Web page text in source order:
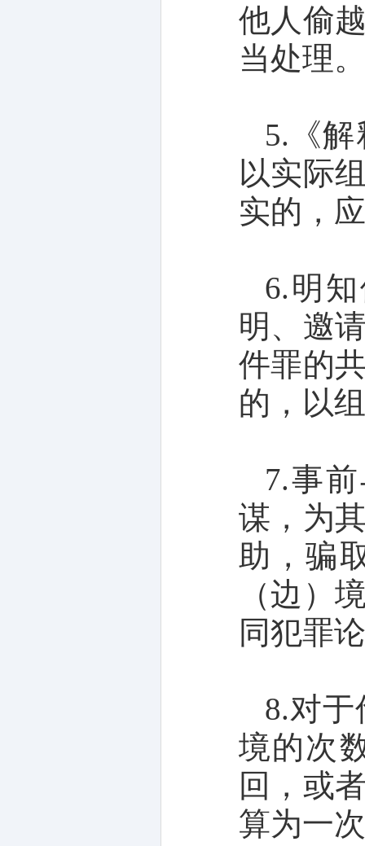
他人偷
当处理。
5.《
以实际
实的，
6.明
明、邀
件罪的
的，以
7.事
谋，为
助，骗
（边）
同犯罪
8.对
境的次
回，或
算为一